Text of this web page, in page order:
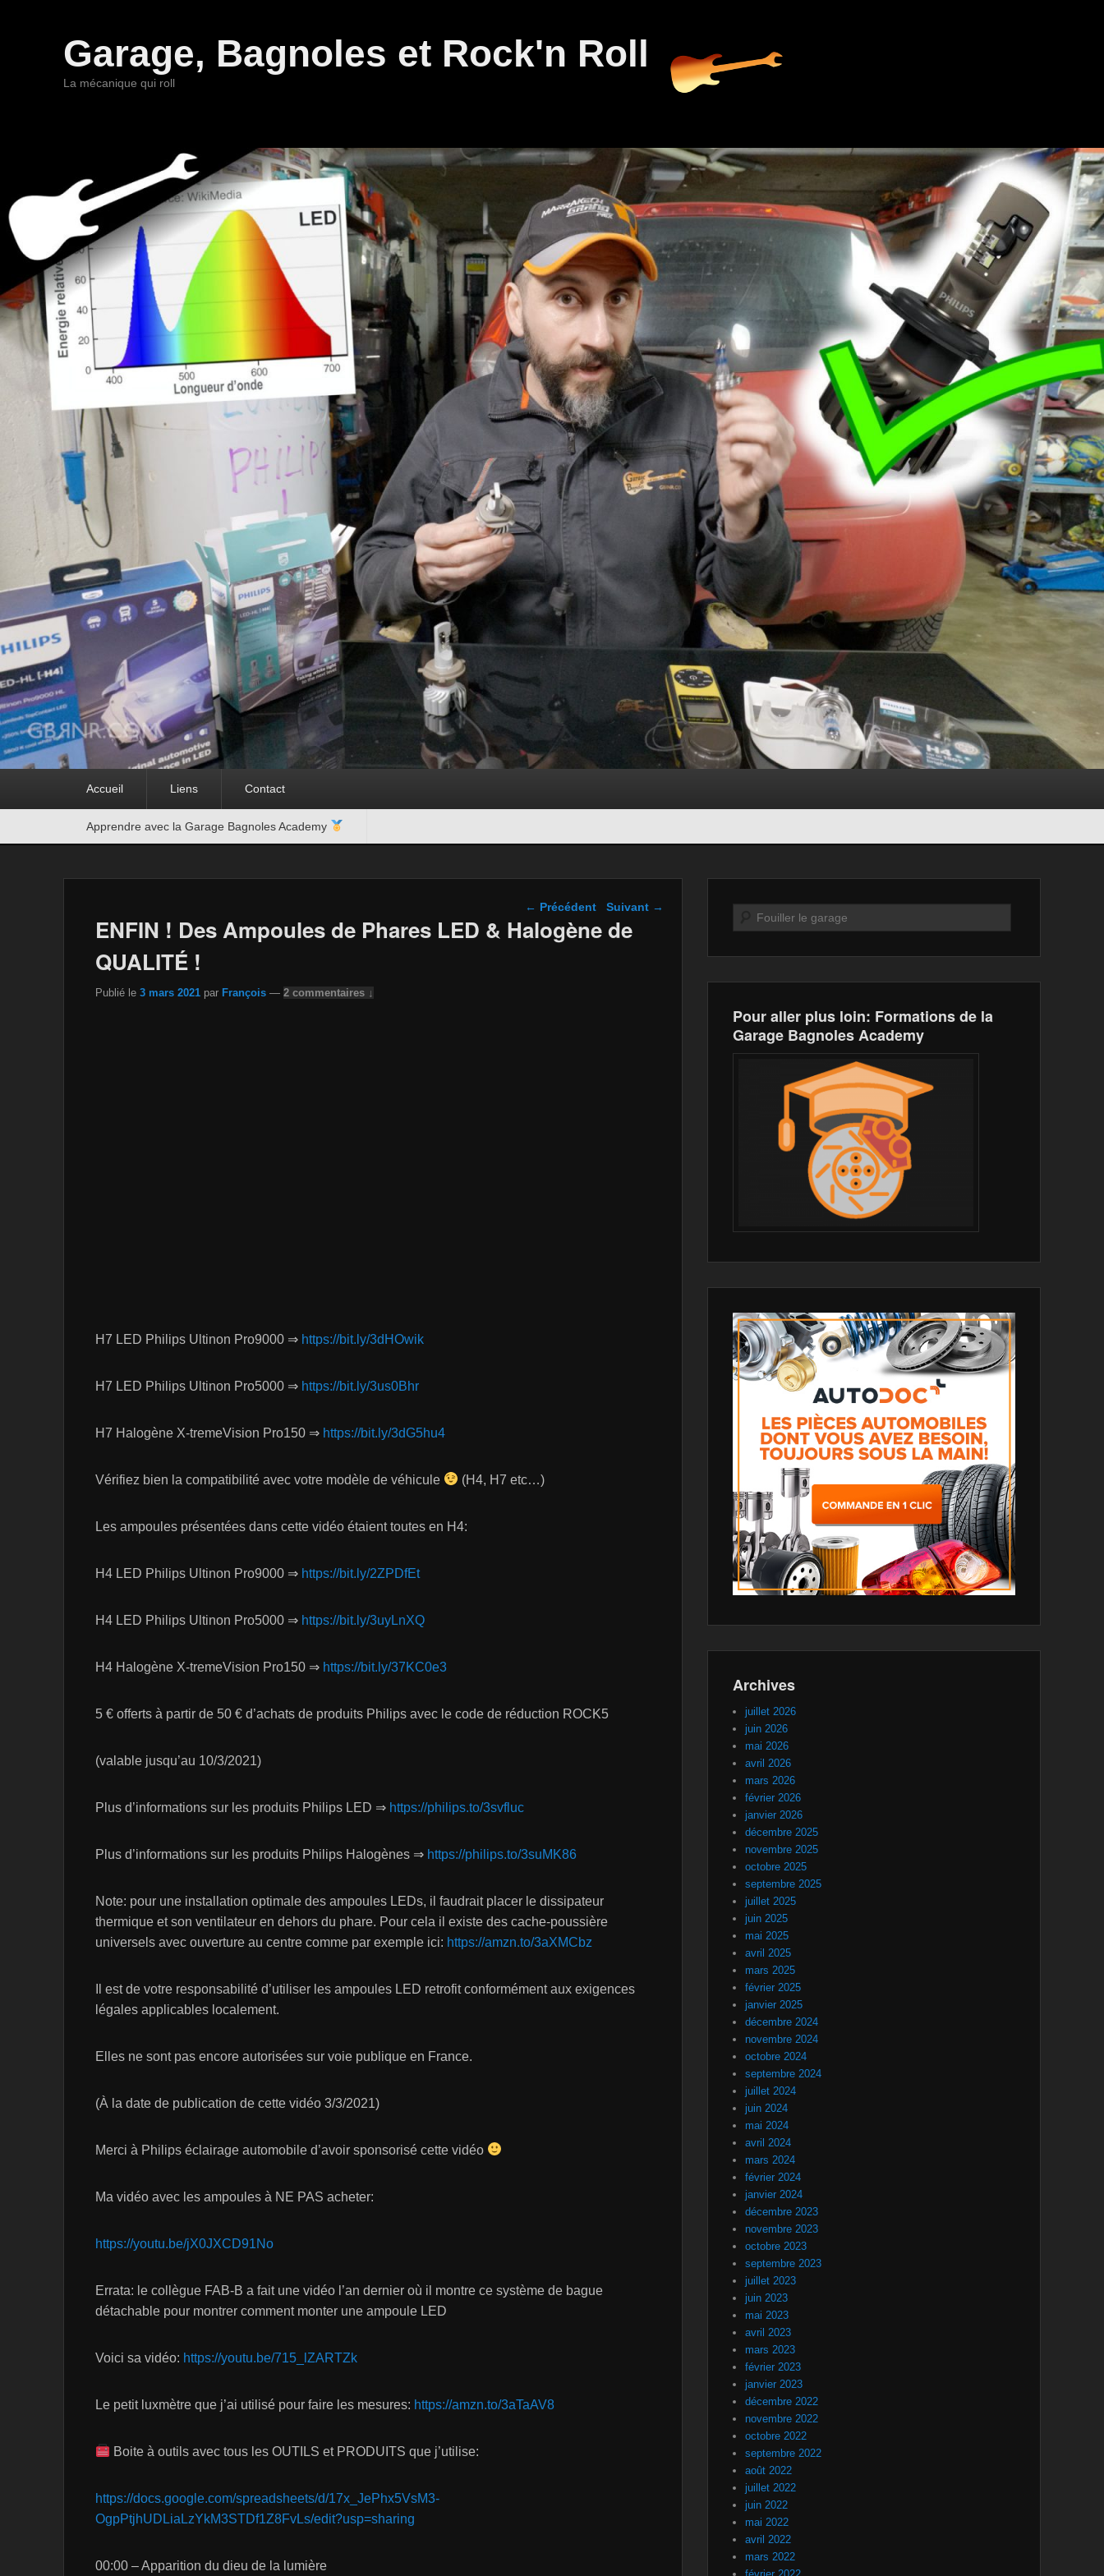
Garage, Bagnoles et Rock'n Roll
La mécanique qui roll
Accueil Liens Contact
Apprendre avec la Garage Bagnoles Academy
Navigation dans les
← Précédent Suivant →
ENFIN ! Des Ampoules de Phares LED & Halogène de
QUALITÉ !
Publié le 3 mars 2021 par François — 2 commentaires ↓
H7 LED Philips Ultinon Pro9000 ⇒ https://bit.ly/3dHOwik
H7 LED Philips Ultinon Pro5000 ⇒ https://bit.ly/3us0Bhr
H7 Halogène X-tremeVision Pro150 ⇒ https://bit.ly/3dG5hu4
Vérifiez bien la compatibilité avec votre modèle de véhicule (H4, H7 etc…)
Les ampoules présentées dans cette vidéo étaient toutes en H4:
H4 LED Philips Ultinon Pro9000 ⇒ https://bit.ly/2ZPDfEt
H4 LED Philips Ultinon Pro5000 ⇒ https://bit.ly/3uyLnXQ
H4 Halogène X-tremeVision Pro150 ⇒ https://bit.ly/37KC0e3
5 € offerts à partir de 50 € d’achats de produits Philips avec le code de réduction ROCK5
(valable jusqu’au 10/3/2021)
Plus d’informations sur les produits Philips LED ⇒ https://philips.to/3svfluc
Plus d’informations sur les produits Philips Halogènes ⇒ https://philips.to/3suMK86
Note: pour une installation optimale des ampoules LEDs, il faudrait placer le dissipateur
thermique et son ventilateur en dehors du phare. Pour cela il existe des cache-poussière
universels avec ouverture au centre comme par exemple ici: https://amzn.to/3aXMCbz
Il est de votre responsabilité d’utiliser les ampoules LED retrofit conformément aux exigences
légales applicables localement.
Elles ne sont pas encore autorisées sur voie publique en France.
(À la date de publication de cette vidéo 3/3/2021)
Merci à Philips éclairage automobile d’avoir sponsorisé cette vidéo
Ma vidéo avec les ampoules à NE PAS acheter:
https://youtu.be/jX0JXCD91No
Errata: le collègue FAB-B a fait une vidéo l’an dernier où il montre ce système de bague
détachable pour montrer comment monter une ampoule LED
Voici sa vidéo: https://youtu.be/715_lZARTZk
Le petit luxmètre que j’ai utilisé pour faire les mesures: https://amzn.to/3aTaAV8
Boite à outils avec tous les OUTILS et PRODUITS que j’utilise:
https://docs.google.com/spreadsheets/d/17x_JePhx5VsM3-
OgpPtjhUDLiaLzYkM3STDf1Z8FvLs/edit?usp=sharing
00:00 – Apparition du dieu de la lumière
Recherche
Pour aller plus loin: Formations de la
Garage Bagnoles Academy
Archives
juillet 2026
juin 2026
mai 2026
avril 2026
mars 2026
février 2026
janvier 2026
décembre 2025
novembre 2025
octobre 2025
septembre 2025
juillet 2025
juin 2025
mai 2025
avril 2025
mars 2025
février 2025
janvier 2025
décembre 2024
novembre 2024
octobre 2024
septembre 2024
juillet 2024
juin 2024
mai 2024
avril 2024
mars 2024
février 2024
janvier 2024
décembre 2023
novembre 2023
octobre 2023
septembre 2023
juillet 2023
juin 2023
mai 2023
avril 2023
mars 2023
février 2023
janvier 2023
décembre 2022
novembre 2022
octobre 2022
septembre 2022
août 2022
juillet 2022
juin 2022
mai 2022
avril 2022
mars 2022